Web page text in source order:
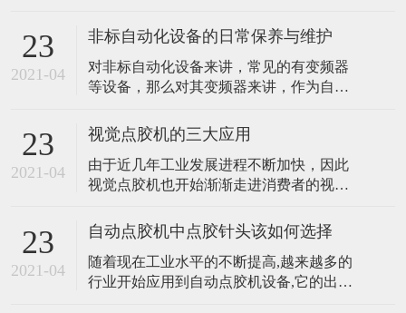
平常使用自
行业和各大电子产品生产中都离不开它。
想必大家一定十分好奇，手持式螺丝机的
优势到底有哪些。 1、多功能长时效 手持
式螺丝机具备完善齐全的功能且长时效工
接，移
23
2021-04
非标自动化设备的日常保养与维护
对非标自动化设备来讲，常见的有变频器
等设备，那么对其变频器来讲，作为自动
保养与维护呢? 首先就保养过程来讲，有些
保养是需要每天进行的，比如对变频器的
环境温度与湿度进行检查，因为其对变频
器会产生比较重要的影响，当环境过高的
坏，或
23
2021-04
视觉点胶机的三大应用
由于近几年工业发展进程不断加快，因此
视觉点胶机也开始渐渐走进消费者的视线
域且备受青睐。主要是因为它拥有超大储
存的硬盘，以及附带视觉检测定位系统而
能够有效辅助程式编辑，实时追踪坐标轨
迹，大大提升编程的效率。那么拥有如此
23
2021-04
自动点胶机中点胶针头该如何选择
随着现在工业水平的不断提高,越来越多的
行业开始应用到自动点胶机设备,它的出现